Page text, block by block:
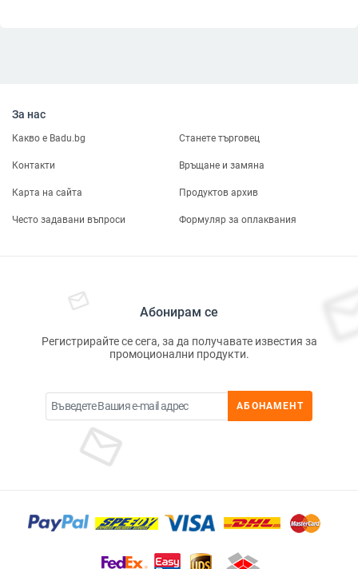
За нас
Какво е Badu.bg Станете търговец
Контакти Връщане и замяна
Карта на сайта Продуктов архив
Често задавани въпроси Формуляр за оплаквания
Абонирам се
Регистрирайте се сега, за да получавате известия за
промоционални продукти.
АБОНАМЕНТ